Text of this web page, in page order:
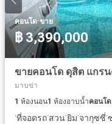
คอนโด·ขาย
฿ 3,390,000
ขายคอนโด ดุสิต แกร
มาบข่า
1 ห้องนอน1 ห้องอาบน้ำคอนโด
·ที่จอดรถ·สวน·ยิม·จากุซซี่·